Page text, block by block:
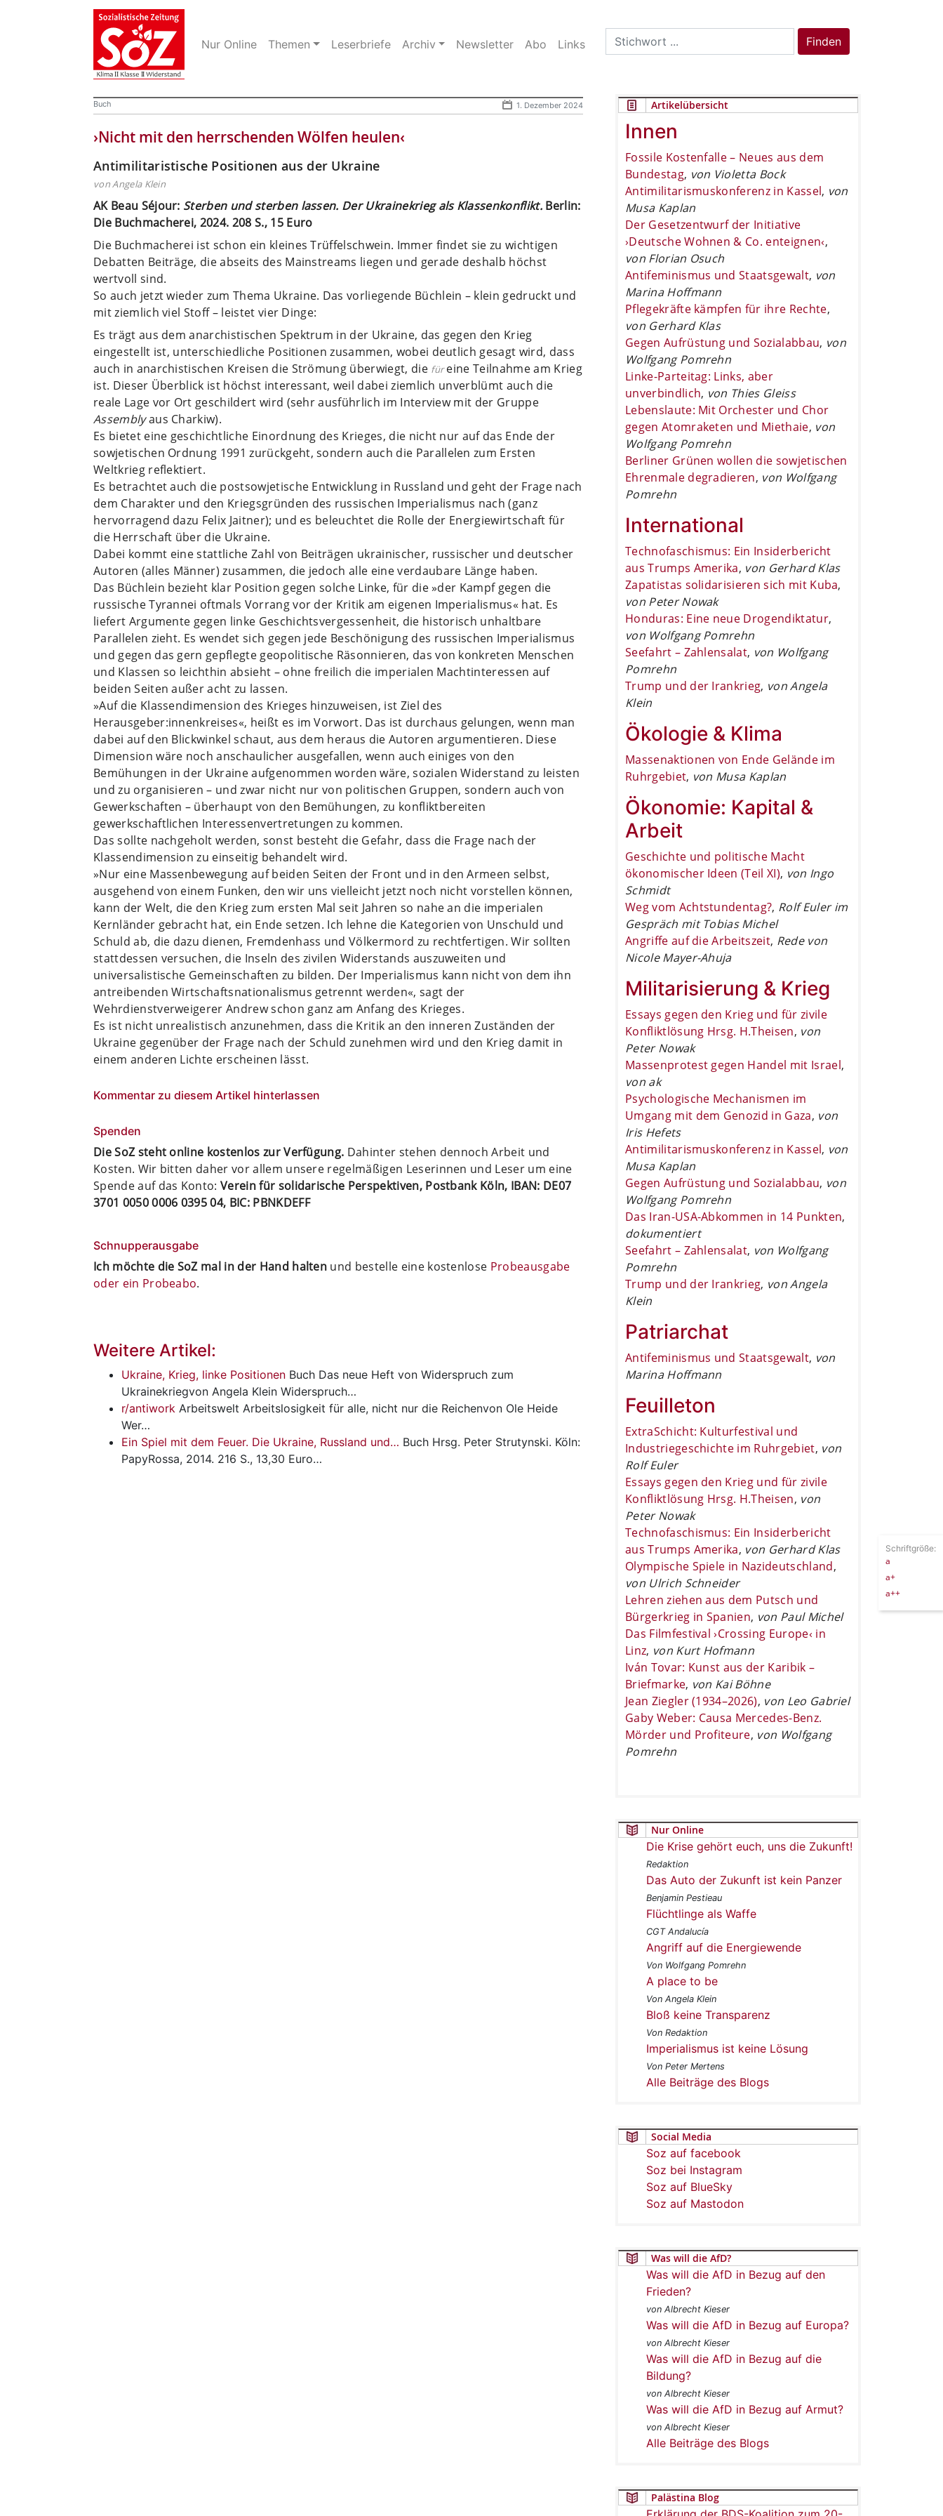
Nur Online Themen Leserbriefe Archiv Newsletter Abo Links
Search
for:
Finden
Buch 1. Dezember 2024
›Nicht mit den herrschenden Wölfen heulen‹
Antimilitaristische Positionen aus der Ukraine
von Angela Klein
AK Beau Séjour: Sterben und ­sterben lassen. Der Ukrainekrieg als Klassenkonflikt.Berlin:
Die Buch­macherei, 2024. 208 S., 15 Euro
Die Buchmacherei ist schon ein kleines Trüffelschwein. Immer findet sie zu wichtigen
Debatten Beiträge, die abseits des Mainstreams liegen und gerade deshalb höchst
wertvoll sind.
So auch jetzt wieder zum Thema Ukraine. Das vorliegende Büchlein – klein gedruckt und
mit ziemlich viel Stoff – leistet vier Dinge:
Es trägt aus dem anarchistischen Spektrum in der Ukraine, das gegen den Krieg
eingestellt ist, unterschiedliche Positionen zusammen, wobei deutlich gesagt wird, dass
auch in anarchistischen Kreisen die Strömung überwiegt, die füreine Teilnahme am Krieg
ist. Dieser Überblick ist höchst interessant, weil dabei ziemlich unverblümt auch die
reale Lage vor Ort geschildert wird (sehr ausführlich im Interview mit der Gruppe
Assemblyaus Charkiw).
Es bietet eine geschichtliche Einordnung des Krieges, die nicht nur auf das Ende der
sowjetischen Ordnung 1991 zurückgeht, sondern auch die Parallelen zum Ersten
Weltkrieg reflektiert.
Es betrachtet auch die postsowjetische Entwicklung in Russland und geht der Frage nach
dem Charakter und den Kriegsgründen des russischen Imperialismus nach (ganz
hervorragend dazu Felix Jaitner); und es beleuchtet die Rolle der Energiewirtschaft für
die Herrschaft über die Ukraine.
Dabei kommt eine stattliche Zahl von Beiträgen ukrainischer, russischer und deutscher
Autoren (alles Männer) zusammen, die jedoch alle eine verdaubare Länge haben.
Das Büchlein bezieht klar Position gegen solche Linke, für die »der Kampf gegen die
russische Tyrannei oftmals Vorrang vor der Kritik am eigenen Imperialismus« hat. Es
liefert Argumente gegen linke Geschichtsvergessenheit, die historisch unhaltbare
Parallelen zieht. Es wendet sich gegen jede Beschönigung des russischen Imperialismus
und gegen das gern gepflegte geopolitische Räsonnieren, das von konkreten Menschen
und Klassen so leichthin absieht – ohne freilich die imperialen Machtinteressen auf
beiden Seiten außer acht zu lassen.
»Auf die Klassendimension des Krieges hinzuweisen, ist Ziel des
Herausgeber:innenkreises«, heißt es im Vorwort. Das ist durchaus gelungen, wenn man
dabei auf den Blickwinkel schaut, aus dem heraus die Autoren argumentieren. Diese
Dimension wäre noch anschaulicher ausgefallen, wenn auch einiges von den
Bemühungen in der Ukraine aufgenommen worden wäre, sozialen Widerstand zu leisten
und zu organisieren – und zwar nicht nur von politischen Gruppen, sondern auch von
Gewerkschaften – überhaupt von den Bemühungen, zu konfliktbereiten
gewerkschaftlichen Interessenvertretungen zu kommen.
Das sollte nachgeholt werden, sonst besteht die Gefahr, dass die Frage nach der
Klassendimension zu einseitig behandelt wird.
»Nur eine Massenbewegung auf beiden Seiten der Front und in den Armeen selbst,
ausgehend von einem Funken, den wir uns vielleicht jetzt noch nicht vorstellen können,
kann der Welt, die den Krieg zum ersten Mal seit Jahren so nahe an die imperialen
Kernländer gebracht hat, ein Ende setzen. Ich lehne die Kategorien von Unschuld und
Schuld ab, die dazu dienen, Fremdenhass und Völkermord zu rechtfertigen. Wir sollten
stattdessen versuchen, die Inseln des zivilen Widerstands auszuweiten und
universalistische Gemeinschaften zu bilden. Der Imperialismus kann nicht von dem ihn
antreibenden Wirtschaftsnationalismus getrennt werden«, sagt der
Wehrdienstverweigerer Andrew schon ganz am Anfang des Krieges.
Es ist nicht unrealistisch anzunehmen, dass die Kritik an den inneren Zuständen der
Ukraine gegenüber der Frage nach der Schuld zunehmen wird und den Krieg damit in
einem anderen Lichte erscheinen lässt.
Kommentar zu diesem Artikel hinterlassen
Spenden
Die SoZ steht online kostenlos zur Verfügung. Dahinter stehen dennoch Arbeit und
Kosten. Wir bitten daher vor allem unsere regelmäßigen Leserinnen und Leser um eine
Spende auf das Konto:Verein für solidarische Perspektiven, Postbank Köln, IBAN: DE07
3701 0050 0006 0395 04, BIC: PBNKDEFF
Schnupperausgabe
Ich möchte die SoZ mal in der Hand halten und bestelle eine kostenlose Probeausgabe
oder ein Probeabo.
Weitere Artikel:
Ukraine, Krieg, linke Positionen Buch Das neue Heft von Widerspruch zum
Ukrainekriegvon Angela Klein Widerspruch…
r/antiwork Arbeitswelt Arbeitslosigkeit für alle, nicht nur die Reichenvon Ole Heide
Wer…
Ein Spiel mit dem Feuer. Die Ukraine, Russland und… Buch Hrsg. Peter Strutynski. Köln:
PapyRossa, 2014. 216 S., 13,30 Euro…
Artikelübersicht
Innen
Fossile Kostenfalle – Neues aus dem
Bundestag, von Violetta Bock
Antimilitarismuskonferenz in Kassel, von
Musa Kaplan
Der Gesetzentwurf der Initiative
›Deutsche Wohnen & Co. enteignen‹,
von Florian Osuch
Antifeminismus und Staatsgewalt, von
Marina Hoffmann
Pflegekräfte kämpfen für ihre Rechte,
von Gerhard Klas
Gegen Aufrüstung und Sozialabbau, von
Wolfgang Pomrehn
Linke-Parteitag: Links, aber
unverbindlich, von Thies Gleiss
Lebenslaute: Mit Orchester und Chor
gegen Atomraketen und Miethaie, von
Wolfgang Pomrehn
Berliner Grünen wollen die sowjetischen
Ehrenmale degradieren, von Wolfgang
Pomrehn
International
Technofaschismus: Ein Insiderbericht
aus Trumps Amerika, von Gerhard Klas
Zapatistas solidarisieren sich mit Kuba,
von Peter Nowak
Honduras: Eine neue Drogendiktatur,
von Wolfgang Pomrehn
Seefahrt – Zahlensalat, von Wolfgang
Pomrehn
Trump und der Irankrieg, von Angela
Klein
Ökologie & Klima
Massenaktionen von Ende Gelände im
Ruhrgebiet, von Musa Kaplan
Ökonomie: Kapital &
Arbeit
Geschichte und politische Macht
ökonomischer Ideen (Teil XI), von Ingo
Schmidt
Weg vom Achtstundentag?, Rolf Euler im
Gespräch mit Tobias Michel
Angriffe auf die Arbeitszeit, Rede von
Nicole Mayer-Ahuja
Militarisierung & Krieg
Essays gegen den Krieg und für zivile
Konfliktlösung Hrsg. H.Theisen, von
Peter Nowak
Massenprotest gegen Handel mit Israel,
von ak
Psychologische Mechanismen im
Umgang mit dem Genozid in Gaza, von
Iris Hefets
Antimilitarismuskonferenz in Kassel, von
Musa Kaplan
Gegen Aufrüstung und Sozialabbau, von
Wolfgang Pomrehn
Das Iran-USA-Abkommen in 14 Punkten,
dokumentiert
Seefahrt – Zahlensalat, von Wolfgang
Pomrehn
Trump und der Irankrieg, von Angela
Klein
Patriarchat
Antifeminismus und Staatsgewalt, von
Marina Hoffmann
Feuilleton
ExtraSchicht: Kulturfestival und
Industriegeschichte im Ruhrgebiet, von
Rolf Euler
Essays gegen den Krieg und für zivile
Konfliktlösung Hrsg. H.Theisen, von
Peter Nowak
Technofaschismus: Ein Insiderbericht
aus Trumps Amerika, von Gerhard Klas
Olympische Spiele in Nazideutschland,
von Ulrich Schneider
Lehren ziehen aus dem Putsch und
Bürgerkrieg in Spanien, von Paul Michel
Das Filmfestival ›Crossing Europe‹ in
Linz, von Kurt Hofmann
Iván Tovar: Kunst aus der Karibik –
Briefmarke, von Kai Böhne
Jean Ziegler (1934–2026), von Leo Gabriel
Gaby Weber: Causa Mercedes-Benz.
Mörder und Profiteure, von Wolfgang
Pomrehn
Nur Online
Die Krise gehört euch, uns die Zukunft!
Redaktion
Das Auto der Zukunft ist kein Panzer
Benjamin Pestieau
Flüchtlinge als Waffe
CGT Andalucía
Angriff auf die Energiewende
Von Wolfgang Pomrehn
A place to be
Von Angela Klein
Bloß keine Transparenz
Von Redaktion
Imperialismus ist keine Lösung
Von Peter Mertens
Alle Beiträge des Blogs
Social Media
Soz auf facebook
Soz bei Instagram
Soz auf BlueSky
Soz auf Mastodon
Was will die AfD?
Was will die AfD in Bezug auf den
Frieden?
von Albrecht Kieser
Was will die AfD in Bezug auf Europa?
von Albrecht Kieser
Was will die AfD in Bezug auf die
Bildung?
von Albrecht Kieser
Was will die AfD in Bezug auf Armut?
von Albrecht Kieser
Alle Beiträge des Blogs
Palästina Blog
Schriftgröße:
a
a+
a++